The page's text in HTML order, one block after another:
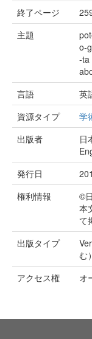
終了ページ
主題
o-
-ta
言語
英
資源タイプ
学
出版者
日
発行日
権利情報
©
本
て
出版タイプ
む）
アクセス権
オ